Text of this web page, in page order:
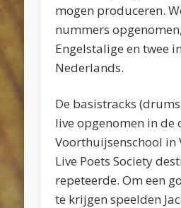
mogen produceren.
nummers
Engelstalige en twee
Nederlands.
De basistracks
live opgenomen in de
Voorthuijsenschool in
Live Poets Society
repeteerde. Om een
te krijgen speelden